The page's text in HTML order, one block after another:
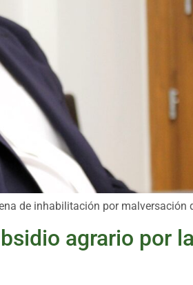
de inhabilitación por malversación
agrario por